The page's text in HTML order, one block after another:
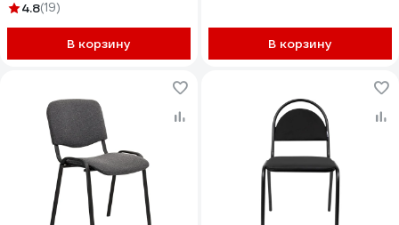
4.8(19)
В корзину В корзину